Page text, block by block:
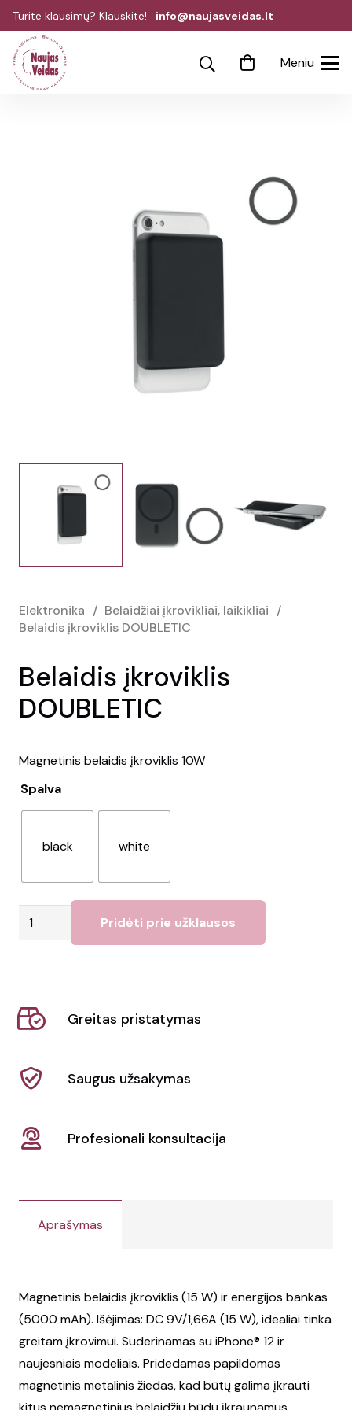
Turite klausimų? Klauskite! info@naujasveidas.lt
Meniu
Elektronika / Belaidžiai įkrovikliai, laikikliai /
Belaidis įkroviklis DOUBLETIC
Belaidis įkroviklis
DOUBLETIC
Magnetinis belaidis įkroviklis 10W
Spalva
black white
produkto
DOUBLETIC
Pridėti prie užklausos
Greitas pristatymas
Saugus užsakymas
Profesionali konsultacija
Aprašymas
Magnetinis belaidis įkroviklis (15 W) ir energijos bankas
(5000 mAh). Išėjimas: DC 9V/1,66A (15 W), idealiai tinka
greitam įkrovimui. Suderinamas su iPhone® 12 ir
naujesniais modeliais. Pridedamas papildomas
magnetinis metalinis žiedas, kad būtų galima įkrauti